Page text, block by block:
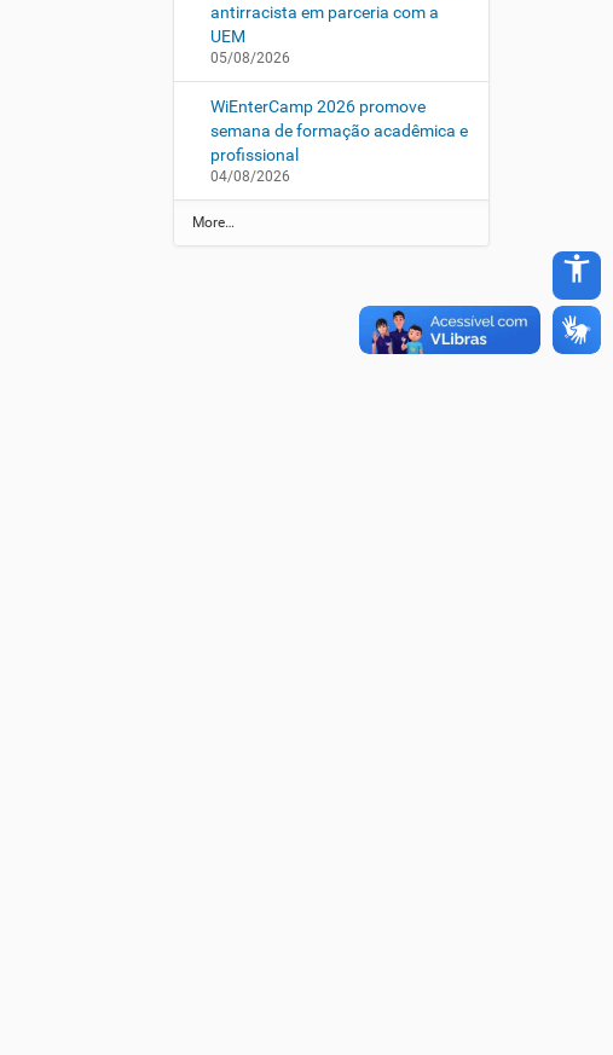
antirracista em parceria com a
UEM
05/08/2026
WiEnterCamp 2026 promove
semana de formação acadêmica e
profissional
04/08/2026
N
o
More…
accessibility_new